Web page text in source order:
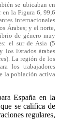
se ubicaban en
en la Figura 6, 99,6
internacionales
Árabes; y el norte,
de género muy
el sur de Asia (5
los Estados árabes
La región de los
los trabajadores
la población activa
España en la
se califica de
regulares,